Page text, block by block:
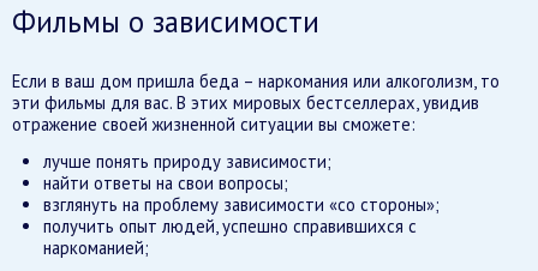
Фильмы о зависимости
Если в ваш дом пришла беда – наркомания или алкоголизм, то
эти фильмы для вас. В этих мировых бестселлерах, увидив
отражение своей жизненной ситуации вы сможете:
лучше понять природу зависимости;
найти ответы на свои вопросы;
взглянуть на проблему зависимости «со стороны»;
получить опыт людей, успешно справившихся с
наркоманией;